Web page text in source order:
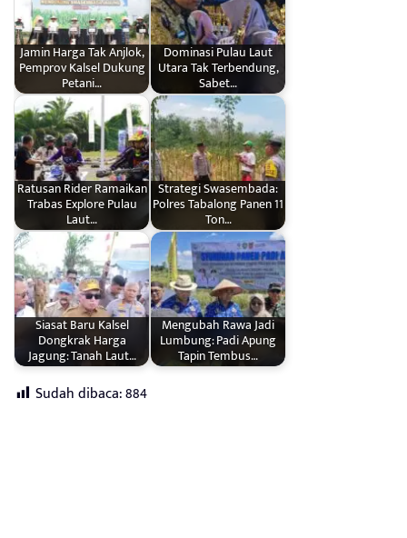
Jamin Harga Tak Anjlok,
Pemprov Kalsel Dukung
Petani…
Dominasi Pulau Laut
Utara Tak Terbendung,
Sabet…
Ratusan Rider Ramaikan
Trabas Explore Pulau
Laut…
Strategi Swasembada:
Polres Tabalong Panen 11
Ton…
Siasat Baru Kalsel
Dongkrak Harga
Jagung: Tanah Laut…
Mengubah Rawa Jadi
Lumbung: Padi Apung
Tapin Tembus…
Sudah dibaca:884